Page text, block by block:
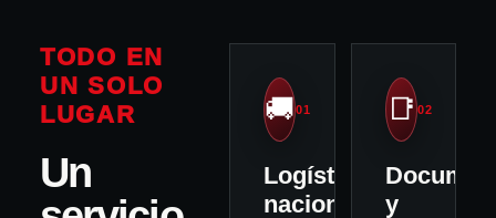
TODO EN
UN SOLO
LUGAR
Un
🚚01
Logística
nacional
📑02
y